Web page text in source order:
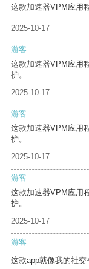
这款加速器VPM应用
2025-10-17
游客
这款加速器VPM应用
护。
2025-10-17
游客
这款加速器VPM应用
护。
2025-10-17
游客
这款加速器VPM应用
护。
2025-10-17
游客
这款app就像我的社交